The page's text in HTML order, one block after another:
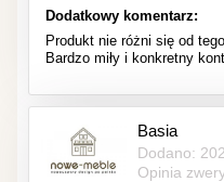
Dodatkowy komentarz:
Produkt nie różni się od
Bardzo miły i konkretny
Basia
Dodano:
Opinia